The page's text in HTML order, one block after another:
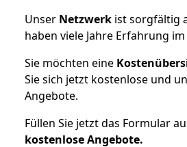
Unser Netzwerk ist sorgfältig
haben viele Jahre Erfahrung
Sie möchten eine
Sie sich jetzt kostenlose und
Angebote.
Füllen Sie jetzt das Formular
kostenloseAngebote.